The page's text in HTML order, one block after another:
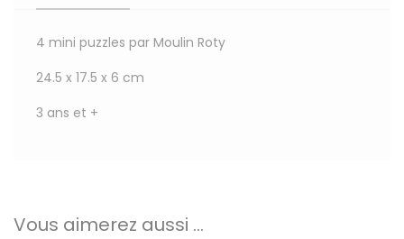
4 mini puzzles par Moulin Roty
24.5 x 17.5 x 6 cm
3 ans et +
Vous aimerez aussi ...